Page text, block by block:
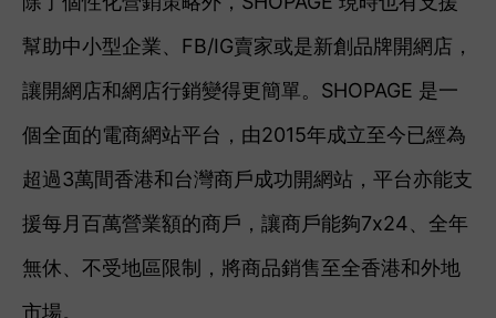
幫助中小型企業、FB/IG賣家或是新創品牌開網店，
讓開網店和網店行銷變得更簡單。SHOPAGE 是一
個全面的電商網站平台，由2015年成立至今已經為
超過3萬間香港和台灣商戶成功開網站，平台亦能支
援每月百萬營業額的商戶，讓商戶能夠7x24、全年
無休、不受地區限制，將商品銷售至全香港和外地
市場。